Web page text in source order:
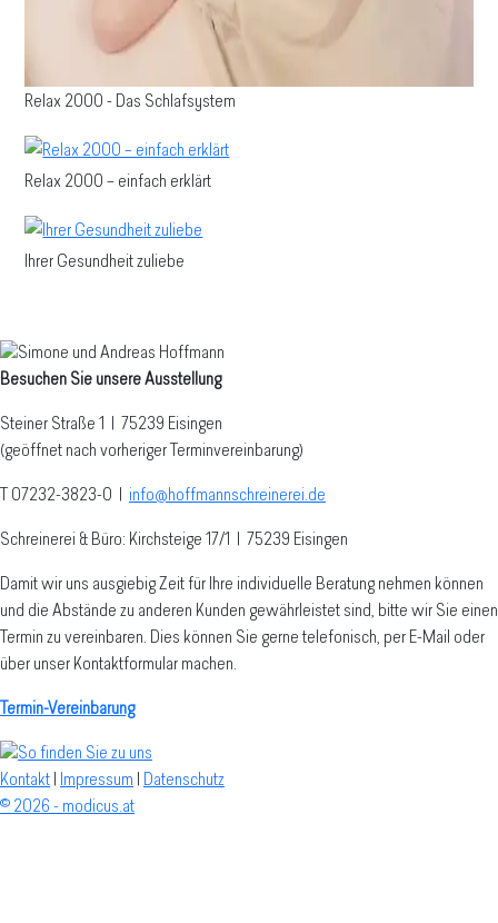
Relax 2000 - Das Schlafsystem
Relax 2000 – einfach erklärt
Ihrer Gesundheit zuliebe
Besuchen Sie unsere Ausstellung
Steiner Straße 1 | 75239 Eisingen
(geöffnet nach vorheriger Terminvereinbarung)
T 07232-3823-0 info@hoffmannschreinerei.de
Schreinerei & Büro: Kirchsteige 17/1 75239 Eisingen
Damit wir uns ausgiebig Zeit für Ihre individuelle Beratung nehmen können
und die Abstände zu anderen Kunden gewährleistet sind, bitte wir Sie einen
Termin zu vereinbaren. Dies können Sie gerne telefonisch, per E-Mail oder
über unser Kontaktformular machen.
Termin-Vereinbarung
Kontakt Impressum
Datenschutz
© 2026 - modicus.at